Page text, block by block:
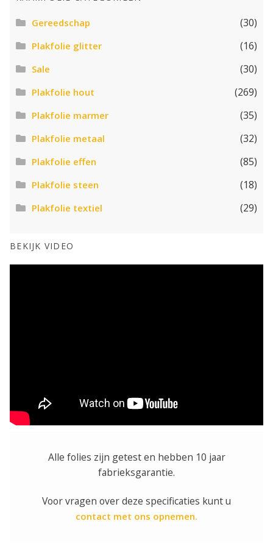
Gereedschap (30)
Plakfolie glitter (16)
Sale (30)
Plakfolie hout (269)
Plakfolie marmer (35)
Plakfolie metaal (32)
Plakfolie effen (85)
Plakfolie steen (18)
Plakfolie textiel (29)
BEKIJK VIDEO
Alle folies zijn getest en hebben 10 jaar
fabrieksgarantie.
Voor vragen over deze specificaties kunt u
contact met ons opnemen.